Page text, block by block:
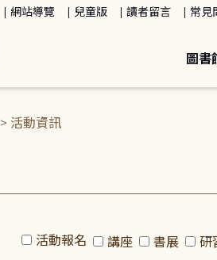
網站導覽 兒童版 讀者留言 常見
圖書
> 活動資訊
活動報名 講座 書展 研